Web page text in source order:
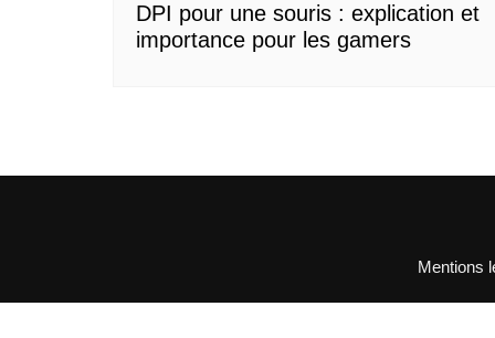
DPI pour une souris : explication et
importance pour les gamers
Mentions